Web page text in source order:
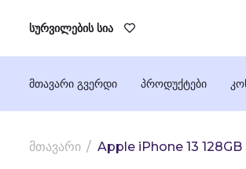
სურვილების სია
მთავარი გვერდი პროდუქტები
მთავარი Apple iPhone 13